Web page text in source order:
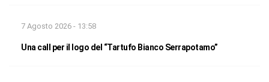
7 Agosto 2026 - 13:58
Una call per il logo del “Tartufo Bianco Serrapotamo”